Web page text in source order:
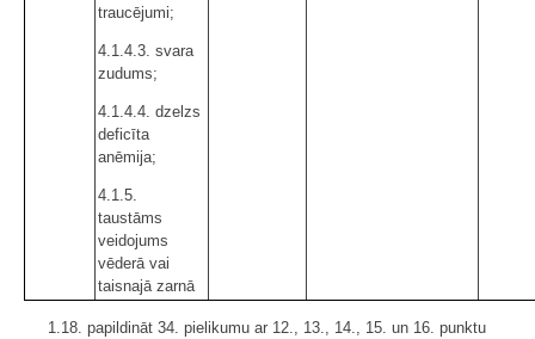
traucējumi;
4.1.4.3. svara
zudums;
4.1.4.4. dzelzs
deficīta
anēmija;
4.1.5.
taustāms
veidojums
vēderā vai
taisnajā zarnā
1.18. papildināt 34. pielikumu ar 12., 13., 14., 15. un 16. punktu